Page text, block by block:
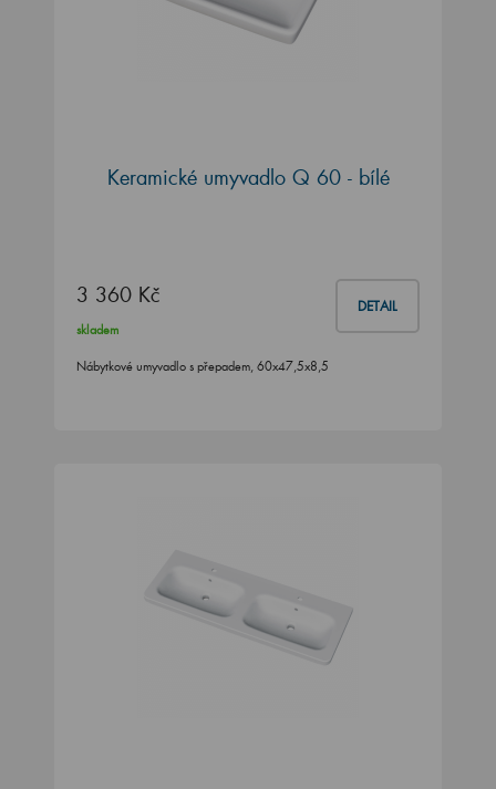
Keramické umyvadlo Q 60 - bílé
3 360 Kč DETAIL
skladem
Nábytkové umyvadlo s přepadem, 60x47,5x8,5